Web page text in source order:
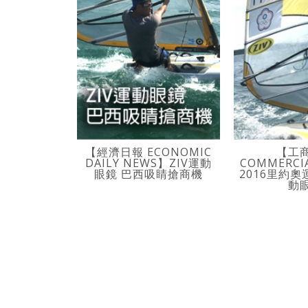
【經濟日報 ECONOMIC
DAILY NEWS】ZIV運動
眼鏡 巴西吸睛搶商機
【工
2016里約奧
動